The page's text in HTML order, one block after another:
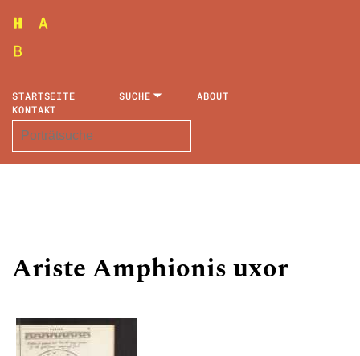
STARTSEITE SUCHE
ABOUT
KONTAKT
Ariste Amphionis uxor